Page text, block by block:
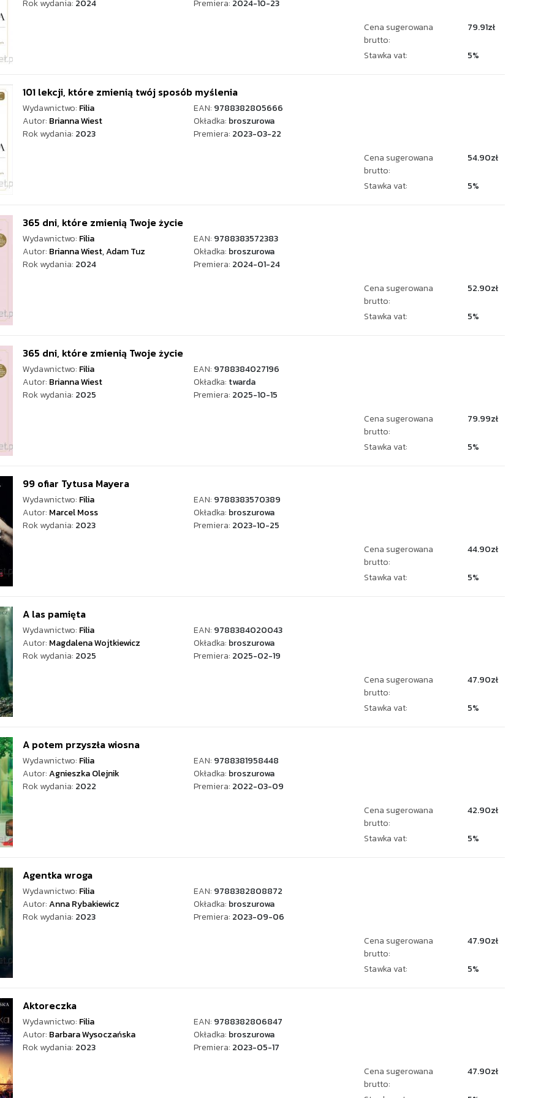
Rok wydania: 2024 Premiera: 2024-10-23
Cena sugerowana
brutto:
79.91zł
Stawka vat: 5%
101 lekcji, które zmienią twój sposób myślenia
Wydawnictwo: Filia EAN: 9788382805666
Autor: Brianna Wiest Okładka: broszurowa
Rok wydania: 2023 Premiera: 2023-03-22
Cena sugerowana
brutto:
54.90zł
Stawka vat: 5%
365 dni, które zmienią Twoje życie
Wydawnictwo: Filia EAN: 9788383572383
Autor: Brianna Wiest,Adam Tuz Okładka: broszurowa
Rok wydania: 2024 Premiera: 2024-01-24
Cena sugerowana
brutto:
52.90zł
Stawka vat: 5%
365 dni, które zmienią Twoje życie
Wydawnictwo: Filia EAN: 9788384027196
Autor: Brianna Wiest Okładka: twarda
Rok wydania: 2025 Premiera: 2025-10-15
Cena sugerowana
brutto:
79.99zł
Stawka vat: 5%
99 ofiar Tytusa Mayera
Wydawnictwo: Filia EAN: 9788383570389
Autor: Marcel Moss Okładka: broszurowa
Rok wydania: 2023 Premiera: 2023-10-25
Cena sugerowana
brutto:
44.90zł
Stawka vat: 5%
A las pamięta
Wydawnictwo: Filia EAN: 9788384020043
Autor: Magdalena Wojtkiewicz Okładka: broszurowa
Rok wydania: 2025 Premiera: 2025-02-19
Cena sugerowana
brutto:
47.90zł
Stawka vat: 5%
A potem przyszła wiosna
Wydawnictwo: Filia EAN: 9788381958448
Autor:Agnieszka Olejnik Okładka: broszurowa
Rok wydania: 2022 Premiera: 2022-03-09
Cena sugerowana
brutto:
42.90zł
Stawka vat: 5%
Agentka wroga
Wydawnictwo: Filia EAN: 9788382808872
Autor:Anna Rybakiewicz Okładka: broszurowa
Rok wydania: 2023 Premiera: 2023-09-06
Cena sugerowana
brutto:
47.90zł
Stawka vat: 5%
Aktoreczka
Wydawnictwo: Filia EAN: 9788382806847
Autor: Barbara Wysoczańska Okładka: broszurowa
Rok wydania: 2023 Premiera: 2023-05-17
Cena sugerowana
brutto:
47.90zł